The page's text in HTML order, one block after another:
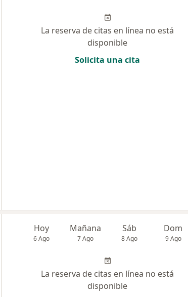
La reserva de citas en línea no está
disponible
Solicita una cita
Hoy
6 Ago
Mañana
7 Ago
Sáb
8 Ago
Dom
9 Ago
La reserva de citas en línea no está
disponible